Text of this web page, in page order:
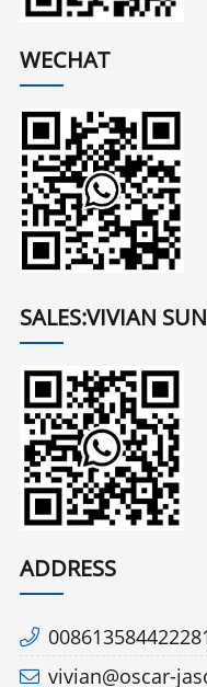
WECHAT
SALES:VIVIAN SUN
ADDRESS
vivian@oscar-